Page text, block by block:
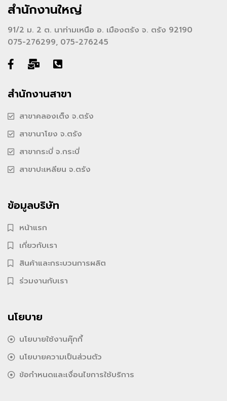
สำนักงานใหญ่
91/2 ม. 2 ต. นาท่ามเหนือ อ. เมืองตรัง จ. ตรัง 92190
075-276299, 075-276245
สำนักงานสาขา
สาขาคลองเต็ง จ.ตรัง
สาขานาโยง จ.ตรัง
สาขากระบี่ จ.กระบี่
สาขาปะเหลียน จ.ตรัง
ข้อมูลบริษัท
หน้าแรก
เกี่ยวกับเรา
สินค้าและกระบวนการผลิต
ร่วมงานกับเรา
นโยบาย
นโยบายใช้งานคุ๊กกี้
นโยบายความเป็นส่วนตัว
ข้อกำหนดและเงื่อนไขการใช้บริการ